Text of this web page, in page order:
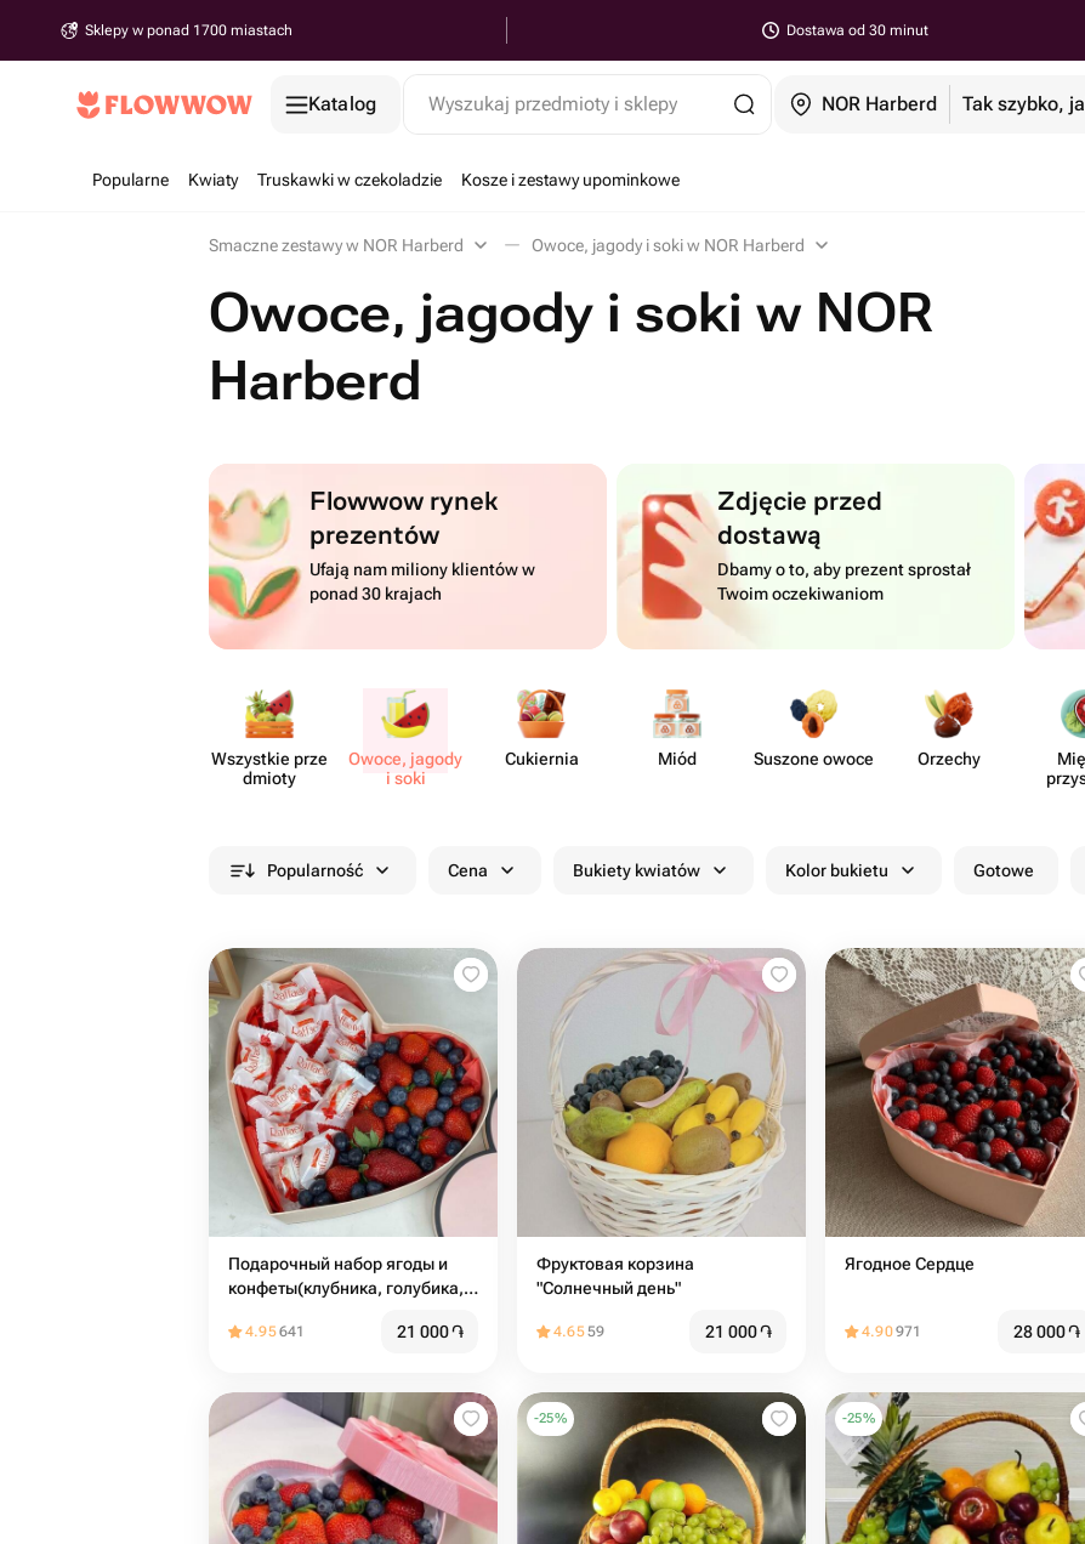
Sklepy w ponad 1700 miastach Dostawa od 30 minut
Katalog Wyszukaj przedmioty i sklepy NOR Harberd Tak szybko,
Popularne Kwiaty Truskawki w czekoladzie Kosze i zestawy upominkowe
Smaczne zestawy w NOR Harberd Owoce, jagody i soki w NOR Harberd
Owoce, jagody i soki w NOR
Harberd
Flowwow rynek
prezentów
Ufają nam miliony klientów w
ponad 30 krajach
Zdjęcie przed
dostawą
Dbamy o to, aby prezent sprostał
Twoim oczekiwaniom
Wszystkie prze​
dmioty
Owoce, jagody
i soki
Cukiernia Miód Suszone owoce Orzechy
Popularność Cena Bukiety kwiatów Kolor bukietu Gotowe
Подарочный набор ягоды и
конфеты(клубника, голубика,
4.95641 21 000֏
Фруктовая корзина
"Солнечный день"
4.6559 21 000֏
Ягодное Сердце
4.90971 28 000֏
-25% -25%